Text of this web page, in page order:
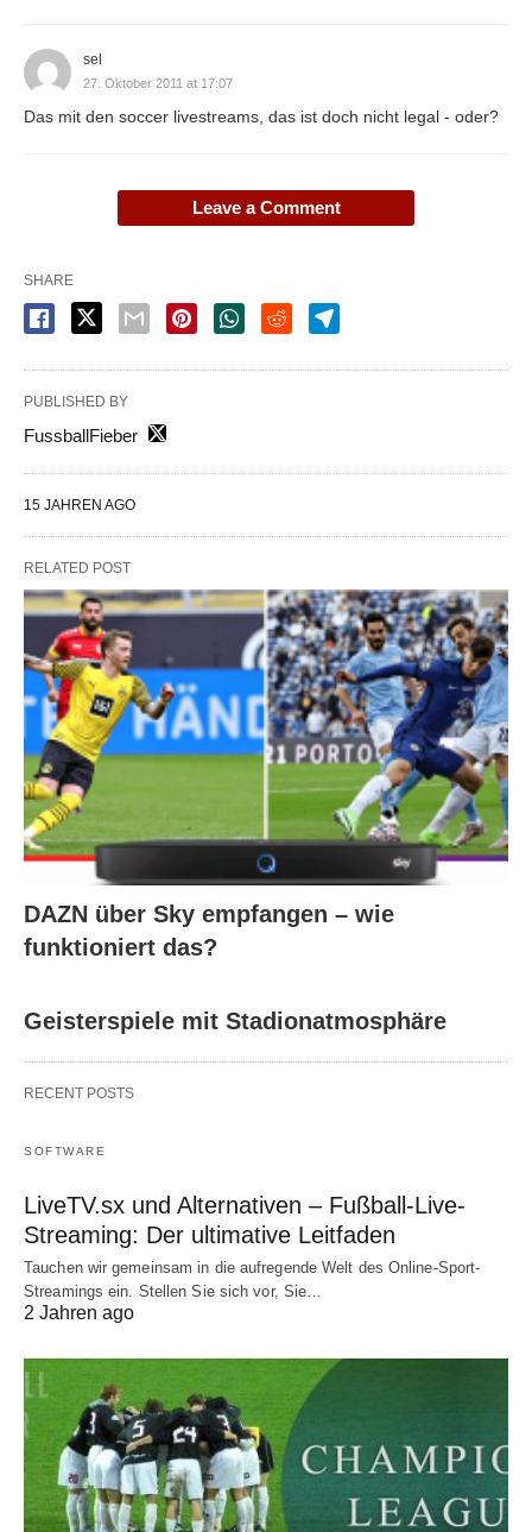
sel
27. Oktober 2011 at 17:07
Das mit den soccer livestreams, das ist doch nicht legal - oder?
Leave a Comment
SHARE
PUBLISHED BY
FussballFieber
15 JAHREN AGO
RELATED POST
DAZN über Sky empfangen – wie
funktioniert das?
Geisterspiele mit Stadionatmosphäre
RECENT POSTS
SOFTWARE
LiveTV.sx und Alternativen – Fußball-Live-
Streaming: Der ultimative Leitfaden
Tauchen wir gemeinsam in die aufregende Welt des Online-Sport-
Streamings ein. Stellen Sie sich vor, Sie…
2 Jahren ago